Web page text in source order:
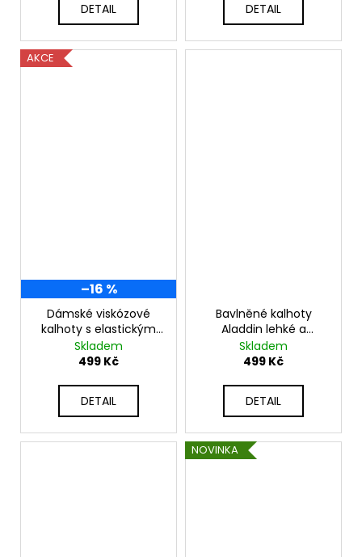
DETAIL DETAIL
AKCE
–16 %
Dámské viskózové
kalhoty s elastickým
pasem K3069
Skladem
499 Kč
DETAIL
Bavlněné kalhoty
Aladdin lehké a
vzdušné K9700
Skladem
499 Kč
DETAIL
NOVINKA